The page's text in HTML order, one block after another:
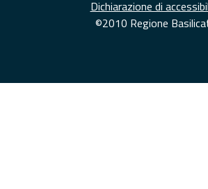
Dichiarazione di
©2010 Regione